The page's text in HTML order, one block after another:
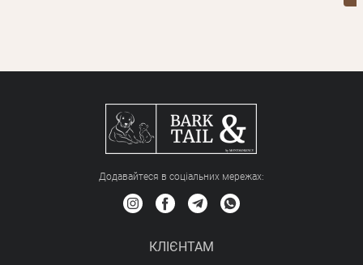
Додавайтеся в соціальних мережах:
КЛІЄНТАМ